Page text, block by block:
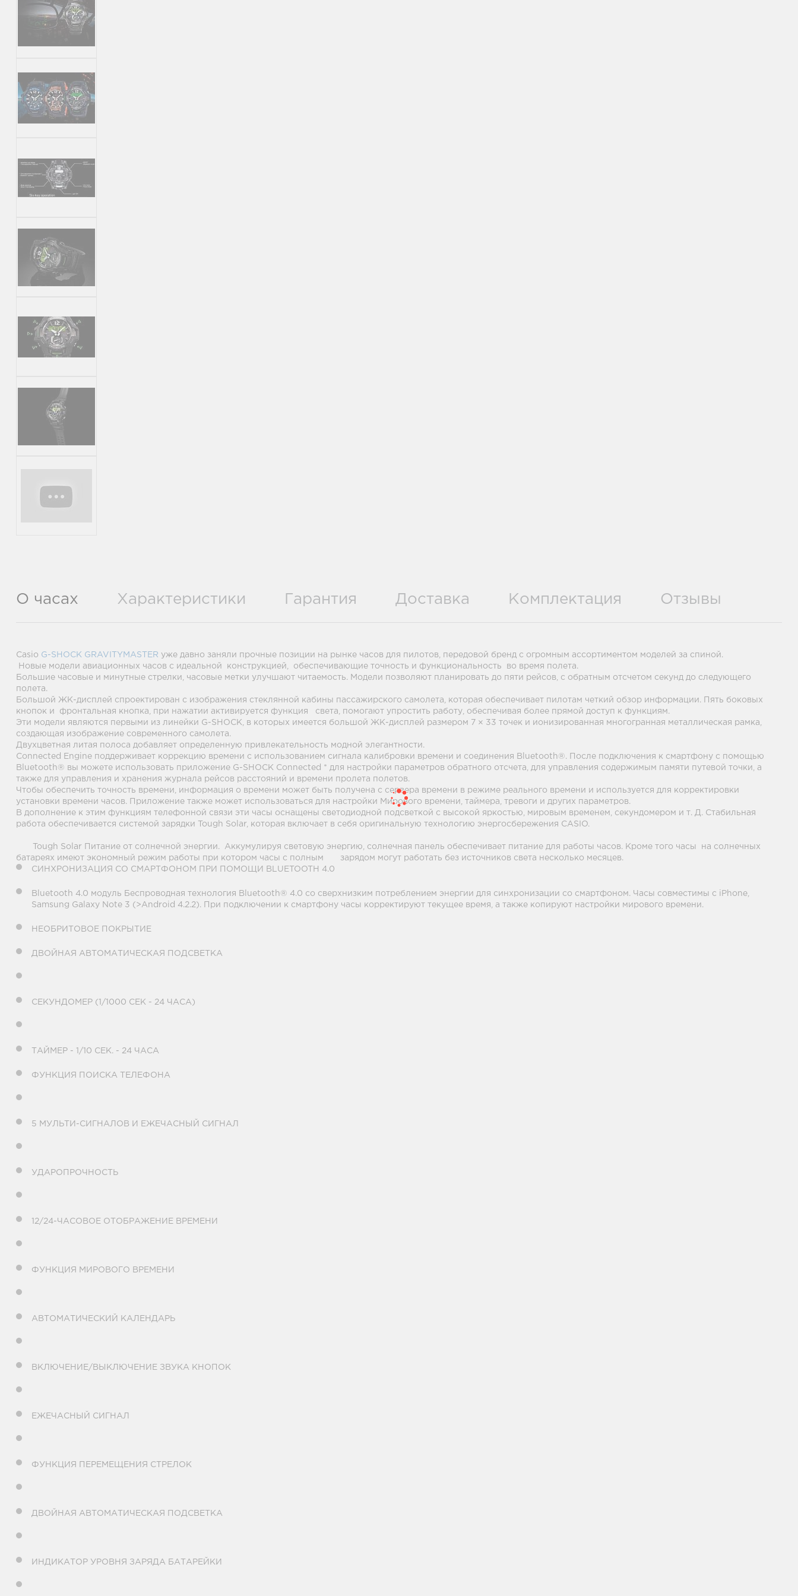
О часах Характеристики Гарантия Доставка Комплектация Отзывы
Casio G-SHOCK GRAVITYMASTER уже давно заняли прочные позиции на рынке часов для пилотов, передовой бренд с огромным ассортиментом моделей за спиной.
Новые модели авиационных часов с идеальной конструкцией, обеспечивающие точность и функциональность во время полета.
Большие часовые и минутные стрелки, часовые метки улучшают читаемость. Модели позволяют планировать до пяти рейсов, с обратным отсчетом секунд до следующего
полета.
Большой ЖК-дисплей спроектирован с изображения стеклянной кабины пассажирского самолета, которая обеспечивает пилотам четкий обзор информации. Пять боковых
кнопок и фронтальная кнопка, при нажатии активируется функция света, помогают упростить работу, обеспечивая более прямой доступ к функциям.
Эти модели являются первыми из линейки G-SHOCK, в которых имеется большой ЖК-дисплей размером 7 × 33 точек и ионизированная многогранная металлическая рамка,
создающая изображение современного самолета.
Двухцветная литая полоса добавляет определенную привлекательность модной элегантности.
Connected Engine поддерживает коррекцию времени с использованием сигнала калибровки времени и соединения Bluetooth®. После подключения к смартфону с помощью
Bluetooth® вы можете использовать приложение G-SHOCK Connected * для настройки параметров обратного отсчета, для управления содержимым памяти путевой точки, а
также для управления и хранения журнала рейсов расстояний и времени пролета полетов.
Чтобы обеспечить точность времени, информация о времени может быть получена с сервера времени в режиме реального времени и используется для корректировки
установки времени часов. Приложение также может использоваться для настройки Мирового времени, таймера, тревоги и других параметров.
В дополнение к этим функциям телефонной связи эти часы оснащены светодиодной подсветкой с высокой яркостью, мировым временем, секундомером и т. Д. Стабильная
работа обеспечивается системой зарядки Tough Solar, которая включает в себя оригинальную технологию энергосбережения CASIO.
Tough Solar Питание от солнечной энергии. Аккумулируя световую энергию, солнечная панель обеспечивает питание для работы часов. Кроме того часы на солнечных
батареях имеют экономный режим работы при котором часы с полным зарядом могут работать без источников света несколько месяцев.
СИНХРОНИЗАЦИЯ СО СМАРТФОНОМ ПРИ ПОМОЩИ BLUETOOTH 4.0
Bluetooth 4.0 модуль Беспроводная технология Bluetooth® 4.0 со сверхнизким потреблением энергии для синхронизации со смартфоном. Часы совместимы с iPhone,
Samsung Galaxy Note 3 (>Android 4.2.2). При подключении к смартфону часы корректируют текущее время, а также копируют настройки мирового времени.
НЕОБРИТОВОЕ ПОКРЫТИЕ
ДВОЙНАЯ АВТОМАТИЧЕСКАЯ ПОДСВЕТКА
СЕКУНДОМЕР (1/1000 СЕК - 24 ЧАСА)
ТАЙМЕР - 1/10 СЕК. - 24 ЧАСА
ФУНКЦИЯ ПОИСКА ТЕЛЕФОНА
5 МУЛЬТИ-СИГНАЛОВ И ЕЖЕЧАСНЫЙ СИГНАЛ
УДАРОПРОЧНОСТЬ
12/24-ЧАСОВОЕ ОТОБРАЖЕНИЕ ВРЕМЕНИ
ФУНКЦИЯ МИРОВОГО ВРЕМЕНИ
АВТОМАТИЧЕСКИЙ КАЛЕНДАРЬ
ВКЛЮЧЕНИЕ/ВЫКЛЮЧЕНИЕ ЗВУКА КНОПОК
ЕЖЕЧАСНЫЙ СИГНАЛ
ФУНКЦИЯ ПЕРЕМЕЩЕНИЯ СТРЕЛОК
ДВОЙНАЯ АВТОМАТИЧЕСКАЯ ПОДСВЕТКА
ИНДИКАТОР УРОВНЯ ЗАРЯДА БАТАРЕЙКИ